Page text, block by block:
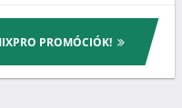
PROMÓCIÓK!